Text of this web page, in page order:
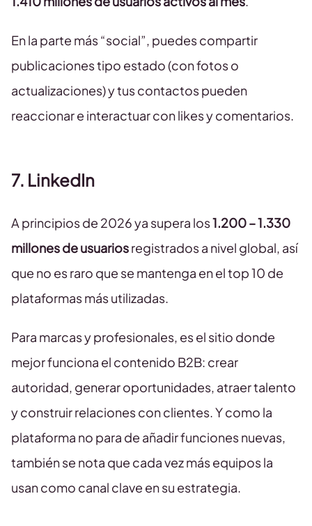
En la parte más “social”, puedes compartir
publicaciones tipo estado (con fotos o
actualizaciones) y tus contactos pueden
reaccionar e interactuar con likes y comentarios.
7. LinkedIn
A principios de 2026 ya supera los1.200 – 1.330
millones de usuariosregistrados a nivel global, así
que no es raro que se mantenga en el top 10 de
plataformas más utilizadas.
Para marcas y profesionales, es el sitio donde
mejor funciona el contenido B2B: crear
autoridad, generar oportunidades, atraer talento
y construir relaciones con clientes. Y como la
plataforma no para de añadir funciones nuevas,
también se nota que cada vez más equipos la
usan como canal clave en su estrategia.